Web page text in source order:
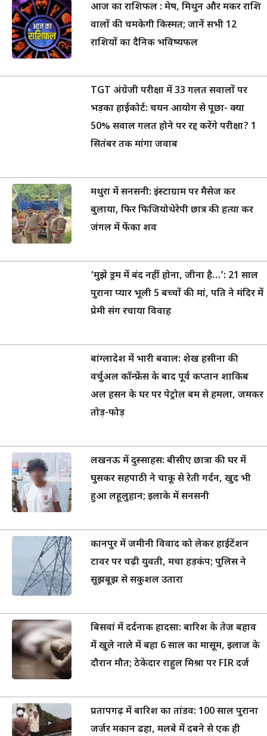
आज का राशिफल : मेष, मिथुन और मकर राशि
वालों की चमकेगी किस्मत; जानें सभी 12
राशियों का दैनिक भविष्यफल
TGT अंग्रेजी परीक्षा में 33 गलत सवालों पर
भड़का हाईकोर्ट: चयन आयोग से पूछा- क्या
50% सवाल गलत होने पर रद्द करेंगे परीक्षा? 1
सितंबर तक मांगा जवाब
मथुरा में सनसनी: इंस्टाग्राम पर मैसेज कर
बुलाया, फिर फिजियोथेरेपी छात्र की हत्या कर
जंगल में फेंका शव
‘मुझे ड्रम में बंद नहीं होना, जीना है…’: 21 साल
पुराना प्यार भूली 5 बच्चों की मां, पति ने मंदिर में
प्रेमी संग रचाया विवाह
बांग्लादेश में भारी बवाल: शेख हसीना की
वर्चुअल कॉन्फ्रेंस के बाद पूर्व कप्तान शाकिब
अल हसन के घर पर पेट्रोल बम से हमला, जमकर
तोड़-फोड़
लखनऊ में दुस्साहस: बीसीए छात्रा की घर में
घुसकर सहपाठी ने चाकू से रेती गर्दन, खुद भी
हुआ लहूलुहान; इलाके में सनसनी
कानपुर में जमीनी विवाद को लेकर हाईटेंशन
टावर पर चढ़ी युवती, मचा हड़कंप; पुलिस ने
सूझबूझ से सकुशल उतारा
बिसवां में दर्दनाक हादसा: बारिश के तेज बहाव
में खुले नाले में बहा 6 साल का मासूम, इलाज के
दौरान मौत; ठेकेदार राहुल मिश्रा पर FIR दर्ज
प्रतापगढ़ में बारिश का तांडव: 100 साल पुराना
जर्जर मकान ढहा, मलबे में दबने से एक ही